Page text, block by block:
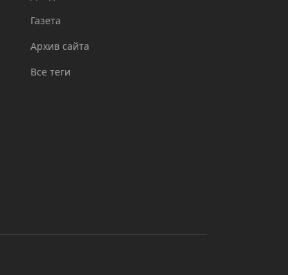
Газета
Архив сайта
Все теги